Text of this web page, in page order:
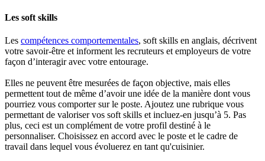
Les soft skills
Les compétences comportementales, soft skills en anglais, décrivent
votre savoir-être et informent les recruteurs et employeurs de votre
façon d’interagir avec votre entourage.
Elles ne peuvent être mesurées de façon objective, mais elles
permettent tout de même d’avoir une idée de la manière dont vous
pourriez vous comporter sur le poste. Ajoutez une rubrique vous
permettant de valoriser vos soft skills et incluez-en jusqu’à 5. Pas
plus, ceci est un complément de votre profil destiné à le
personnaliser. Choisissez en accord avec le poste et le cadre de
travail dans lequel vous évoluerez en tant qu'cuisinier.